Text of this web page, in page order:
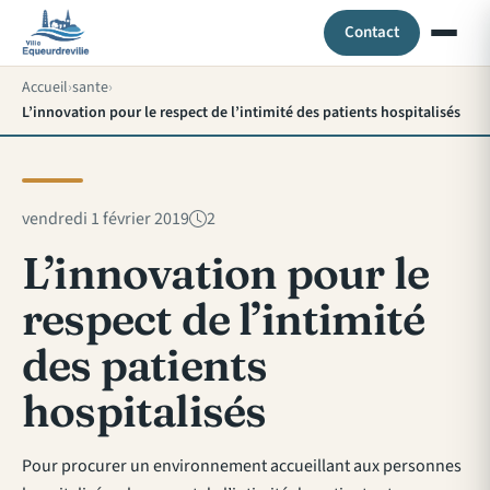
Contact
Accueil sante
L’innovation pour le respect de l’intimité des patients hospitalisés
vendredi 1 février 2019 2
L’innovation pour le
respect de l’intimité
des patients
hospitalisés
Pour procurer un environnement accueillant aux personnes